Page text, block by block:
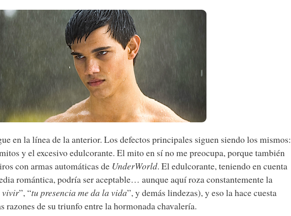
en la línea de la anterior. Los defectos principales siguen siendo los mismos:
y el excesivo edulcorante. El mito en sí no me preocupa, porque también
con armas automáticas de UnderWorld. El edulcorante, teniendo en cuenta
romántica, podría ser aceptable… aunque aquí roza constantemente la
vivir”, “tu presencia me da la vida”, y demás lindezas), y eso la hace cuesta
razones de su triunfo entre la hormonada chavalería.